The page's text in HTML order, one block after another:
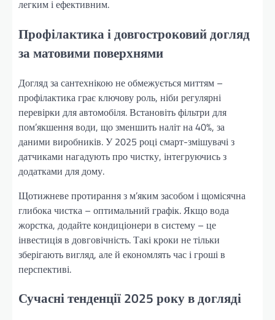
легким і ефективним.
Профілактика і довгостроковий догляд
за матовими поверхнями
Догляд за сантехнікою не обмежується миттям –
профілактика грає ключову роль, ніби регулярні
перевірки для автомобіля. Встановіть фільтри для
пом’якшення води, що зменшить наліт на 40%, за
даними виробників. У 2025 році смарт-змішувачі з
датчиками нагадують про чистку, інтегруючись з
додатками для дому.
Щотижневе протирання з м’яким засобом і щомісячна
глибока чистка – оптимальний графік. Якщо вода
жорстка, додайте кондиціонери в систему – це
інвестиція в довговічність. Такі кроки не тільки
зберігають вигляд, але й економлять час і гроші в
перспективі.
Сучасні тенденції 2025 року в догляді